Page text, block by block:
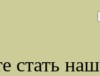
стать